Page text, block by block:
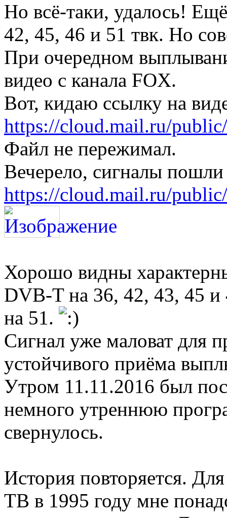
Но всё-таки, удалось!
42, 45, 46 и 51 твк. Но
При очередном
видео с канала FOX.
Вот, кидаю ссылку на
https://cloud.mail.ru/
Файл не пережимал.
Вечерело, сигналы
https://cloud.mail.ru/
Хорошо видны
DVB-T на 36, 42, 43, 45 и
на 51.
Сигнал уже маловат для
устойчивого приёма
Утром 11.11.2016 был
немного утреннюю
свернулось.
История повторяется.
ТВ в 1995 году мне